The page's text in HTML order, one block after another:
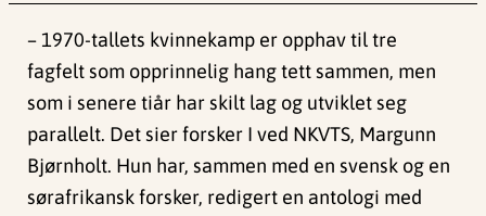
– 1970-tallets kvinnekamp er opphav til tre
fagfelt som opprinnelig hang tett sammen, men
som i senere tiår har skilt lag og utviklet seg
parallelt. Det sier forsker I ved NKVTS, Margunn
Bjørnholt. Hun har, sammen med en svensk og en
sørafrikansk forsker, redigert en antologi med